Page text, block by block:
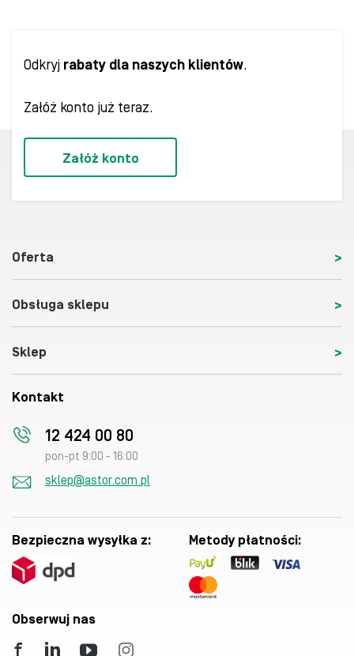
Odkryj rabaty dla naszych klientów.
Załóż konto już teraz.
Załóż konto
Oferta
Obsługa sklepu
Sklep
Kontakt
12 424 00 80
pon-pt 9:00 - 16:00
sklep@astor.com.pl
Bezpieczna wysyłka z: Metody płatności:
Obserwuj nas